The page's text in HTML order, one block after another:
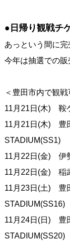
●日帰り観戦チ
あっという間に完
今年は抽選での販
＜豊田市内で観
11月21日(木) 鞍
11月21日(木) 豊
STADIUM(SS1)
11月22日(金) 伊
11月22日(金) 稲
11月23日(土) 豊
STADIUM(SS16)
11月24日(日) 豊
STADIUM(SS20)